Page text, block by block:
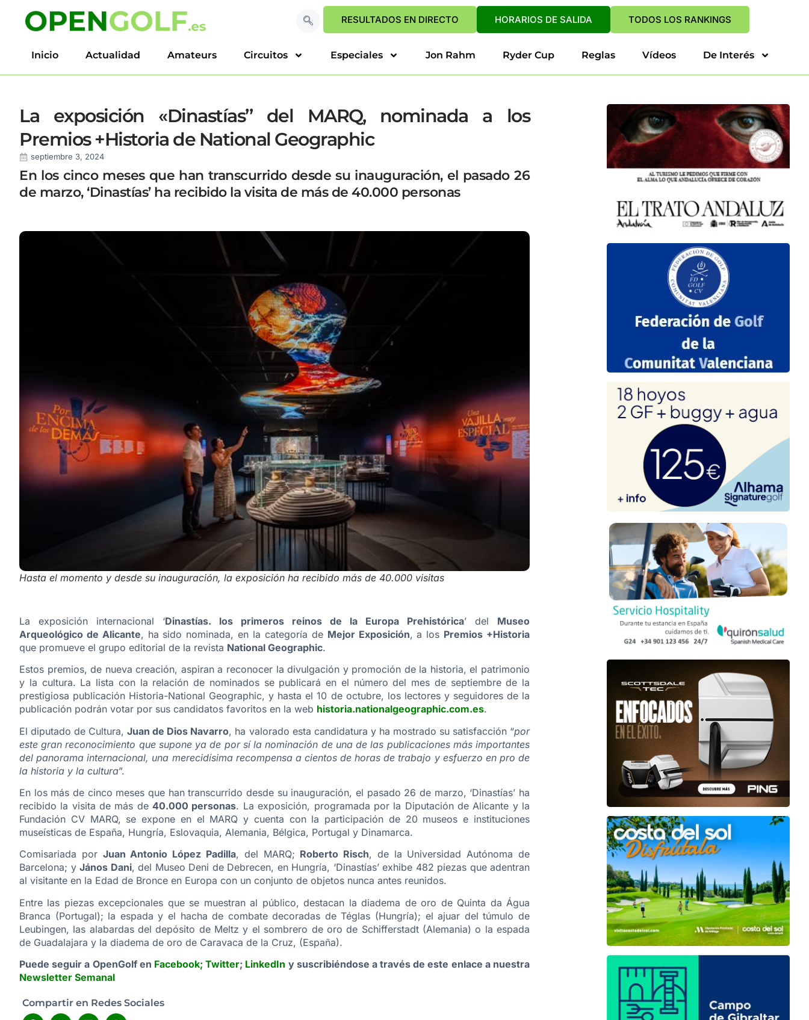
RESULTADOS EN DIRECTO HORARIOS DE SALIDA TODOS LOS RANKINGS
Inicio Actualidad Amateurs Circuitos Especiales Jon Rahm Ryder Cup Reglas Vídeos De Interés
La exposición «Dinastías’’ del MARQ, nominada a los
Premios +Historia de National Geographic
septiembre 3, 2024
En los cinco meses que han transcurrido desde su inauguración, el pasado 26
de marzo, ‘Dinastías’ ha recibido la visita de más de 40.000 personas
Hasta el momento y desde su inauguración, la exposición ha recibido más de 40.000 visitas
La exposición internacional ‘Dinastías. los primeros reinos de la Europa Prehistórica’ del Museo
Arqueológico de Alicante, ha sido nominada, en la categoría de Mejor Exposición, a los Premios +Historia
que promueve el grupo editorial de la revista National Geographic.
Estos premios, de nueva creación, aspiran a reconocer la divulgación y promoción de la historia, el patrimonio
y la cultura. La lista con la relación de nominados se publicará en el número del mes de septiembre de la
prestigiosa publicación Historia-National Geographic, y hasta el 10 de octubre, los lectores y seguidores de la
publicación podrán votar por sus candidatos favoritos en la web historia.nationalgeographic.com.es.
El diputado de Cultura,Juan de Dios Navarro, ha valorado esta candidatura y ha mostrado su satisfacción “por
este gran reconocimiento que supone ya de por sí la nominación de una de las publicaciones más importantes
del panorama internacional, una merecidísima recompensa a cientos de horas de trabajo y esfuerzo en pro de
la historia y la cultura”.
En los más de cinco meses que han transcurrido desde su inauguración, el pasado 26 de marzo, ‘Dinastías’ ha
recibido la visita de más de40.000 personas. La exposición, programada por la Diputación de Alicante y la
Fundación CV MARQ, se expone en el MARQ y cuenta con la participación de 20 museos e instituciones
museísticas de España, Hungría, Eslovaquia, Alemania, Bélgica, Portugal y Dinamarca.
Comisariada por Juan Antonio López Padilla, del MARQ; Roberto Risch, de la Universidad Autónoma de
Barcelona; y János Dani, del Museo Deni de Debrecen, en Hungría, ‘Dinastías’ exhibe 482 piezas que adentran
al visitante en la Edad de Bronce en Europa con un conjunto de objetos nunca antes reunidos.
Entre las piezas excepcionales que se muestran al público, destacan la diadema de oro de Quinta da Água
Branca (Portugal); la espada y el hacha de combate decoradas de Téglas (Hungría); el ajuar del túmulo de
Leubingen, las alabardas del depósito de Meltz y el sombrero de oro de Schifferstadt (Alemania) o la espada
de Guadalajara y la diadema de oro de Caravaca de la Cruz, (España).
Puede seguir a OpenGolf en Facebook; Twitter; LinkedIn y suscribiéndose a través de este enlace a nuestra
Newsletter Semanal
Compartir en Redes Sociales